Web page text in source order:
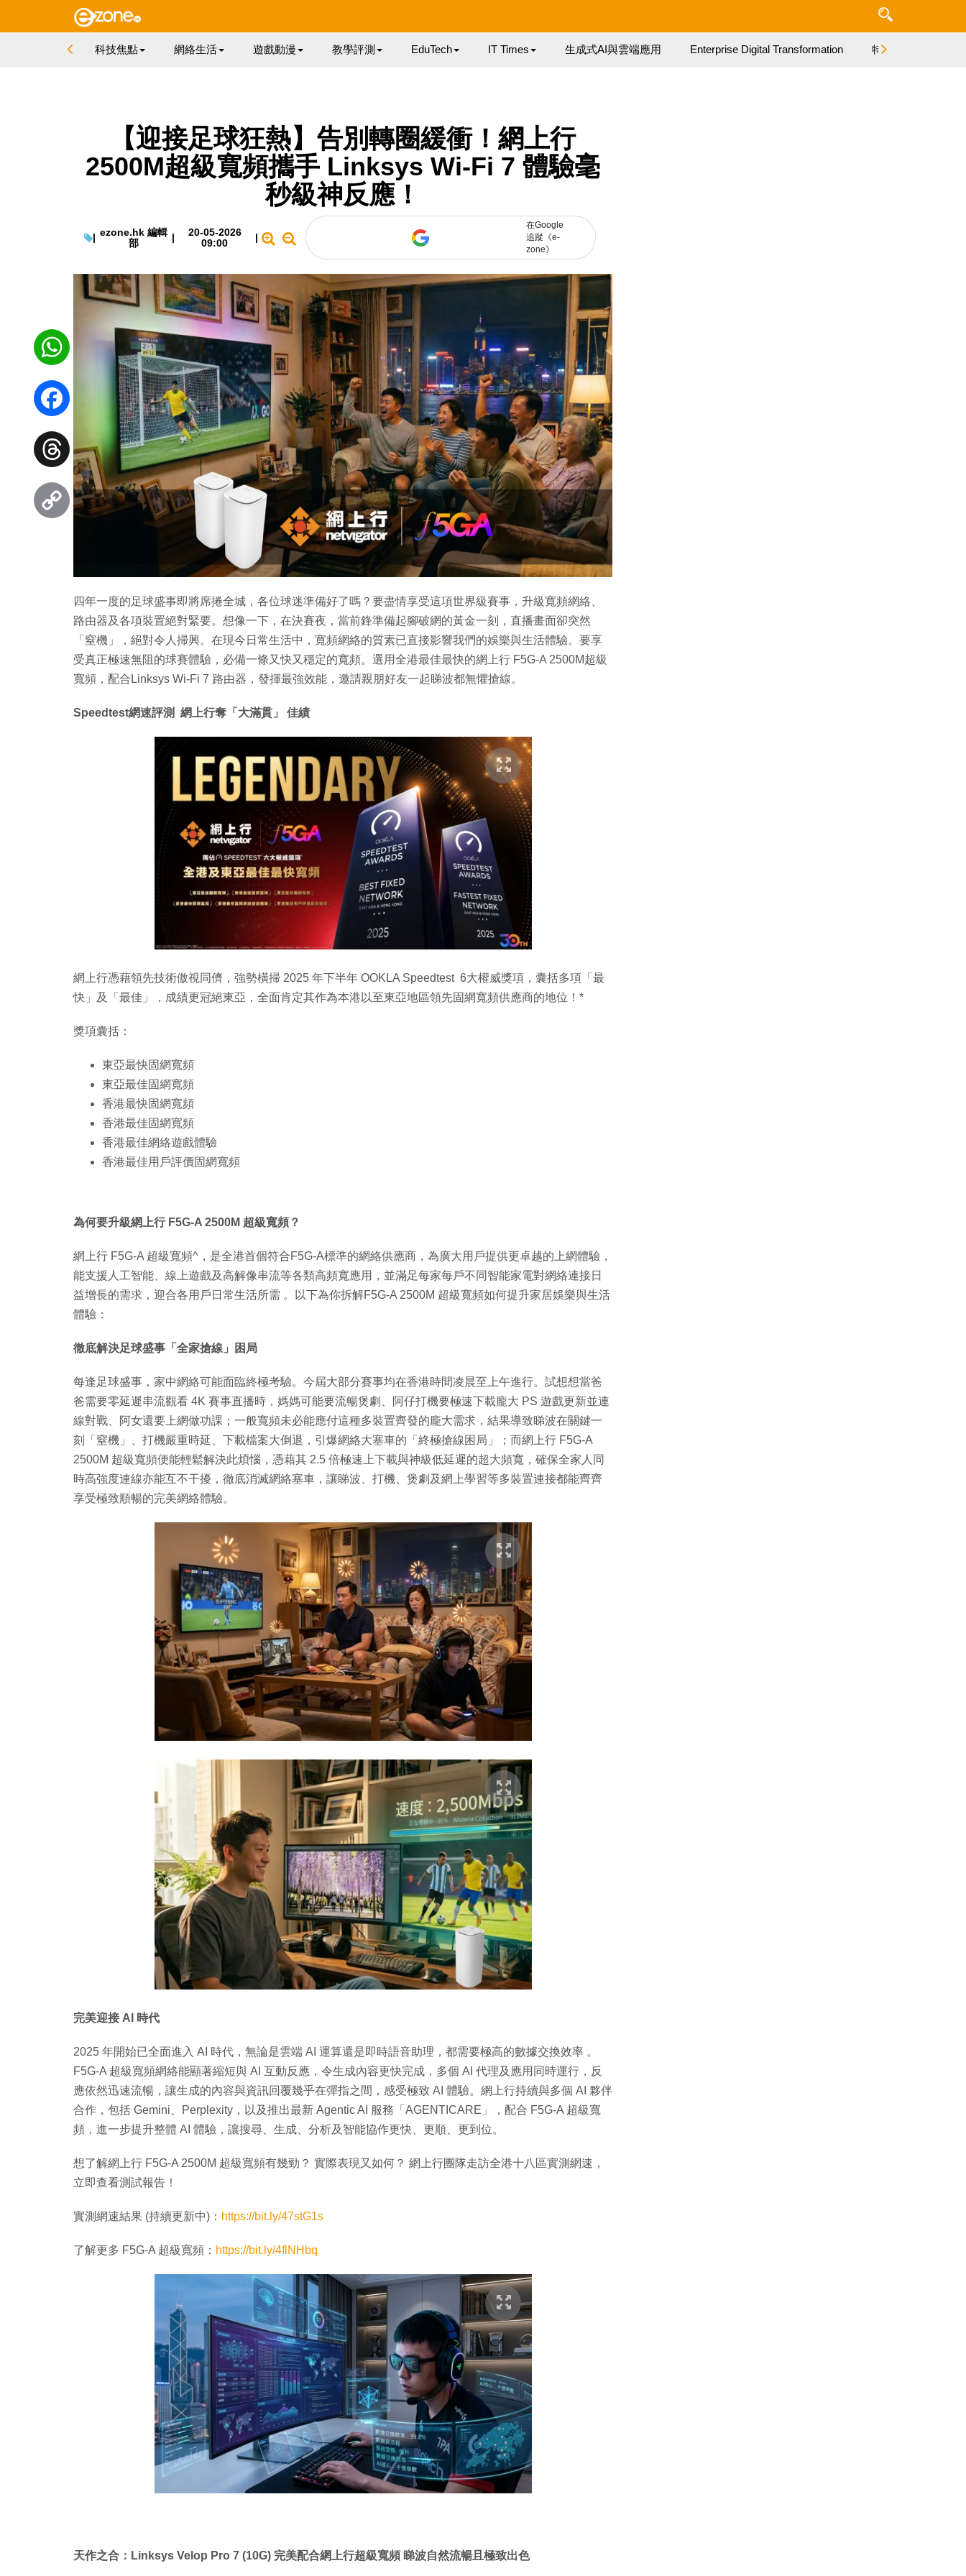
科技焦點 網絡生活 遊戲動漫 教學評測 EduTech IT Times 生成式AI與雲端應用 Enterprise Digital Transformation 特集
【迎接足球狂熱】告別轉圈緩衝！網上行
2500M超級寬頻攜手 Linksys Wi-Fi 7 體驗毫
秒級神反應！
| ezone.hk 編輯
部
|
20-05-2026
09:00
|
在Google
追蹤《e-
zone》
四年一度的足球盛事即將席捲全城，各位球迷準備好了嗎？要盡情享受這項世界級賽事，升級寬頻網絡、
路由器及各項裝置絕對緊要。想像一下，在決賽夜，當前鋒準備起腳破網的黃金一刻，直播畫面卻突然
「窒機」，絕對令人掃興。在現今日常生活中，寬頻網絡的質素已直接影響我們的娛樂與生活體驗。要享
受真正極速無阻的球賽體驗，必備一條又快又穩定的寬頻。選用全港最佳最快的網上行 F5G-A 2500M超級
寬頻，配合Linksys Wi-Fi 7 路由器，發揮最強效能，邀請親朋好友一起睇波都無懼搶線。
Speedtest網速評測 網上行奪「大滿貫」 佳績
網上行憑藉領先技術傲視同儕，強勢橫掃 2025 年下半年 OOKLA Speedtest 6大權威獎項，囊括多項「最
快」及「最佳」，成績更冠絕東亞，全面肯定其作為本港以至東亞地區領先固網寬頻供應商的地位！*
獎項囊括：
東亞最快固網寬頻
東亞最佳固網寬頻
香港最快固網寬頻
香港最佳固網寬頻
香港最佳網絡遊戲體驗
香港最佳用戶評價固網寬頻
為何要升級網上行 F5G-A 2500M 超級寬頻？
網上行 F5G-A 超級寬頻^，是全港首個符合F5G-A標準的網絡供應商，為廣大用戶提供更卓越的上網體驗，
能支援人工智能、線上遊戲及高解像串流等各類高頻寬應用，並滿足每家每戶不同智能家電對網絡連接日
益增長的需求，迎合各用戶日常生活所需 。以下為你拆解F5G-A 2500M 超級寬頻如何提升家居娛樂與生活
體驗：
徹底解決足球盛事「全家搶線」困局
每逢足球盛事，家中網絡可能面臨終極考驗。今屆大部分賽事均在香港時間凌晨至上午進行。試想想當爸
爸需要零延遲串流觀看 4K 賽事直播時，媽媽可能要流暢煲劇、阿仔打機要極速下載龐大 PS 遊戲更新並連
線對戰、阿女還要上網做功課；一般寬頻未必能應付這種多裝置齊發的龐大需求，結果導致睇波在關鍵一
刻「窒機」、打機嚴重時延、下載檔案大倒退，引爆網絡大塞車的「終極搶線困局」；而網上行 F5G-A
2500M 超級寬頻便能輕鬆解決此煩惱，憑藉其 2.5 倍極速上下載與神級低延遲的超大頻寬，確保全家人同
時高強度連線亦能互不干擾，徹底消滅網絡塞車，讓睇波、打機、煲劇及網上學習等多裝置連接都能齊齊
享受極致順暢的完美網絡體驗。
完美迎接 AI 時代
2025 年開始已全面進入 AI 時代，無論是雲端 AI 運算還是即時語音助理，都需要極高的數據交換效率 。
F5G-A 超級寬頻網絡能顯著縮短與 AI 互動反應，令生成內容更快完成，多個 AI 代理及應用同時運行，反
應依然迅速流暢，讓生成的內容與資訊回覆幾乎在彈指之間，感受極致 AI 體驗。網上行持續與多個 AI 夥伴
合作，包括 Gemini、Perplexity，以及推出最新 Agentic AI 服務「AGENTICARE」，配合 F5G-A 超級寬
頻，進一步提升整體 AI 體驗，讓搜尋、生成、分析及智能協作更快、更順、更到位。
想了解網上行 F5G-A 2500M 超級寬頻有幾勁？ 實際表現又如何？ 網上行團隊走訪全港十八區實測網速，
立即查看測試報告！
實測網速結果 (持續更新中)： https://bit.ly/47stG1s
了解更多 F5G-A 超級寬頻： https://bit.ly/4flNHbq
天作之合：Linksys Velop Pro 7 (10G) 完美配合網上行超級寬頻 睇波自然流暢且極致出色
WhatsApp
Facebook
Threads